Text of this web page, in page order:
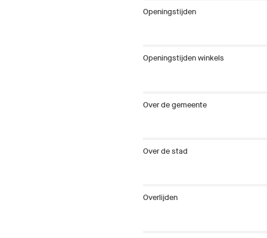
Openingstijden
Openingstijden winkels
Over de gemeente
Over de stad
Overlijden